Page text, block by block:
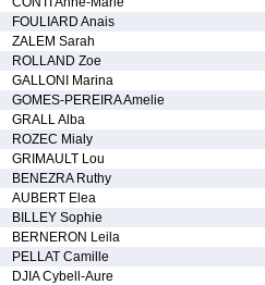
FOULIARD Anais
ZALEM Sarah
ROLLAND Zoe
GALLONI Marina
GOMES-PEREIRA Amelie
GRALL Alba
ROZEC Mialy
GRIMAULT Lou
BENEZRA Ruthy
AUBERT Elea
BILLEY Sophie
BERNERON Leila
PELLAT Camille
DJIA Cybell-Aure